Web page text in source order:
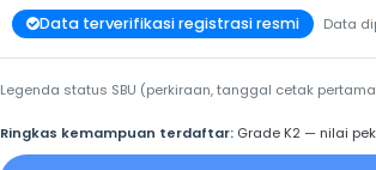
Data terverifikasi registrasi resmi Data
Legenda status SBU (perkiraan, tanggal cetak
Ringkas kemampuan terdaftar: Grade K2 — nilai